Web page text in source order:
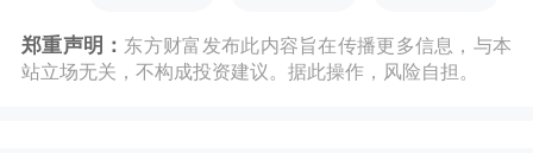
年固定资产投资（不含农户）同比增长
郑重声明： 东方财富发布此内容旨在传播更多信息，与本
站立场无关，不构成投资建议。据此操作，风险自担。